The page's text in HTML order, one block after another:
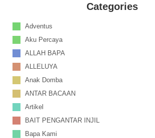
Categories
Adventus
Aku Percaya
ALLAH BAPA
ALLELUYA
Anak Domba
ANTAR BACAAN
Artikel
BAIT PENGANTAR INJIL
Bapa Kami